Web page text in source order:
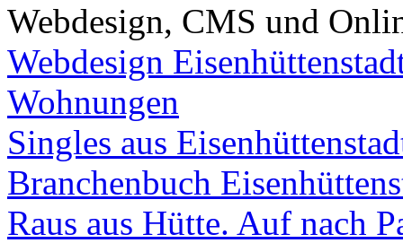
Webdesign, CMS und
Webdesign
Wohnungen
Singles aus
Branchenbuch
Raus aus Hütte. Auf nach